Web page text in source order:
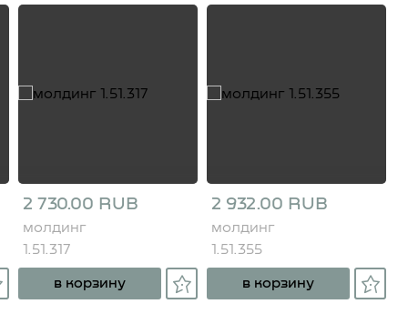
2 730.00 RUB
молдинг
1.51.317
в корзину
2 932.00 RUB
молдинг
1.51.355
в корзину